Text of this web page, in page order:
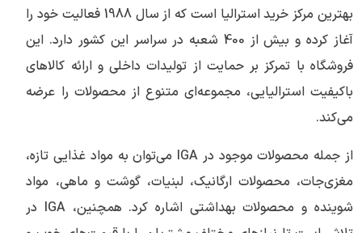
بهترین مرکز خرید استرالیا است که از سال 1988 فعالیت خود را
آغاز کرده و بیش از 400 شعبه در سراسر این کشور دارد. این
فروشگاه با تمرکز بر حمایت از تولیدات داخلی و ارائه کالاهای
باکیفیت استرالیایی، مجموعه‌ای متنوع از محصولات را عرضه
می‌کند.
از جمله محصولات موجود در IGA می‌توان به مواد غذایی تازه،
مغزی‌جات، محصولات ارگانیک، لبنیات، گوشت و ماهی، مواد
شوینده و محصولات بهداشتی اشاره کرد. همچنین، IGA در